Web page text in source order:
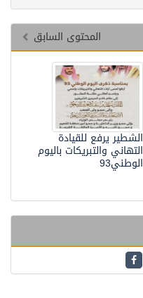
المحتوى السابق
الشطير يرفع للقيادة
التهاني والتبريكات باليوم
الوطني93